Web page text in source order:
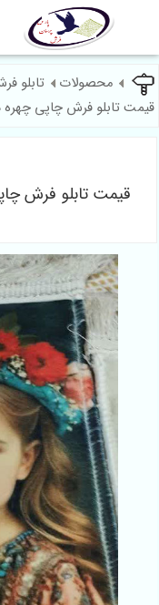
محصولات تابلو فرش
فرش چاپی چهره در
تابلو فرش چاپی